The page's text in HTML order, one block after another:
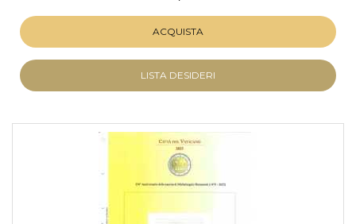
ACQUISTA
LISTA DESIDERI